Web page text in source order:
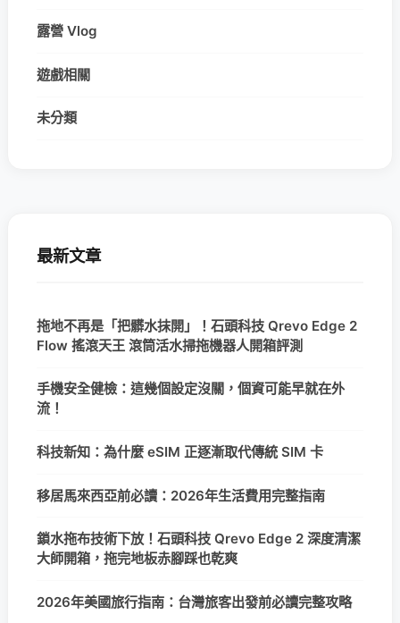
露營 Vlog
遊戲相關
未分類
最新文章
拖地不再是「把髒水抹開」！石頭科技 Qrevo Edge 2
Flow 搖滾天王 滾筒活水掃拖機器人開箱評測
手機安全健檢：這幾個設定沒關，個資可能早就在外
流！
科技新知：為什麼 eSIM 正逐漸取代傳統 SIM 卡
移居馬來西亞前必讀：2026年生活費用完整指南
鎖水拖布技術下放！石頭科技 Qrevo Edge 2 深度清潔
大師開箱，拖完地板赤腳踩也乾爽
2026年美國旅行指南：台灣旅客出發前必讀完整攻略